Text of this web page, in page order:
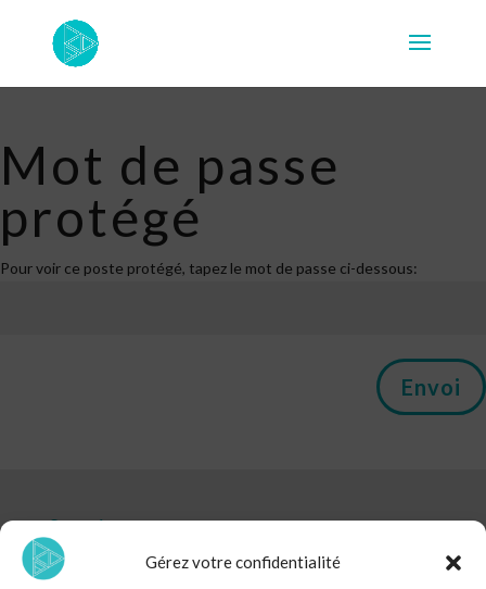
Gérez votre confidentialité
Mot de passe
protégé
Pour voir ce poste protégé, tapez le mot de passe ci-dessous:
Envoi
Services
Analytics